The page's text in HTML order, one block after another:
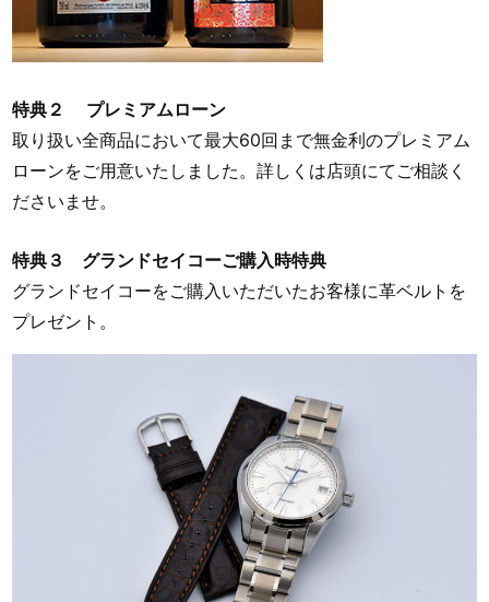
特典２ プレミアムローン
取り扱い全商品において最大60回まで無金利のプレミアム
ローンをご用意いたしました。詳しくは店頭にてご相談く
ださいませ。
特典３ グランドセイコーご購入時特典
グランドセイコーをご購入いただいたお客様に革ベルトを
プレゼント。